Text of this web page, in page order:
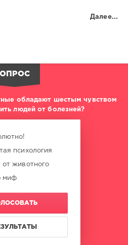
Далее...
ОПРОС
обладают шестым чувством
людей от болезней?
психология
от животного
миф